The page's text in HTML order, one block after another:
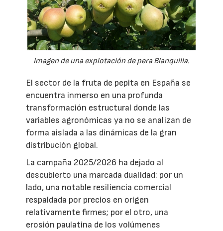
Imagen de una explotación de pera Blanquilla.
El sector de la fruta de pepita en España se
encuentra inmerso en una profunda
transformación estructural donde las
variables agronómicas ya no se analizan de
forma aislada a las dinámicas de la gran
distribución global.
La campaña 2025/2026 ha dejado al
descubierto una marcada dualidad: por un
lado, una notable resiliencia comercial
respaldada por precios en origen
relativamente firmes; por el otro, una
erosión paulatina de los volúmenes